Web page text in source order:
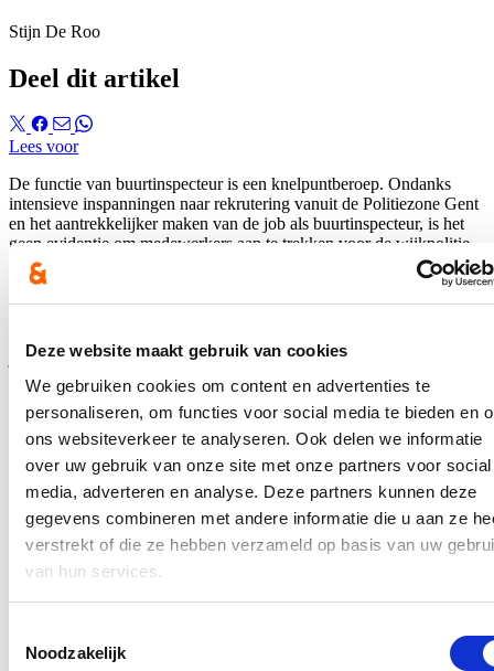
Deze website maakt gebruik van cookies
We gebruiken cookies om content en advertenties te
personaliseren, om functies voor social media te bieden en
ons websiteverkeer te analyseren. Ook delen we informatie
over uw gebruik van onze site met onze partners voor social
media, adverteren en analyse. Deze partners kunnen deze
gegevens combineren met andere informatie die u aan ze
verstrekt of die ze hebben verzameld op basis van uw
van hun services.
Noodzakelijk
Stijn De Roo
Deel dit artikel
Lees voor
De functie van buurtinspecteur is een knelpuntberoep. Ondanks
intensieve inspanningen naar rekrutering vanuit de Politiezone Gent
en het aantrekkelijker maken van de job als buurtinspecteur, is het
geen evidentie om medewerkers aan te trekken voor de wijkpolitie.
Daarom stelde gemeenteraadslid en fractieleider
Stijn De Roo
hierover vragen aan burgemeester De Clercq.
januari en in de krant (editie Gent-Wetteren-Lochristi) op 13 januari
(p. 39).
Het volledige persbericht kan jehierlezen.
In de pers
Nieuwe speeltuin in Ter Durmenpark komt er nog
dit jaar
05/08/26
leefbaarheid van de wijk en bieden kinderen de mogelijkheid om